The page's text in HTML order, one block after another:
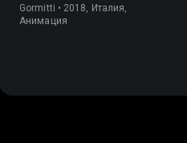
Gormitti • 2018, Италия,
Анимация